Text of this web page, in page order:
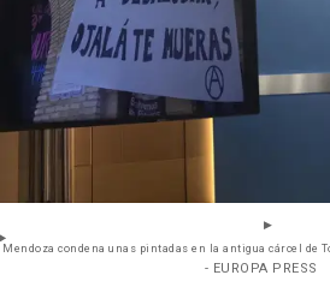
Mendoza condena unas pintadas en la antigua cárcel de
- EUROPA PRESS